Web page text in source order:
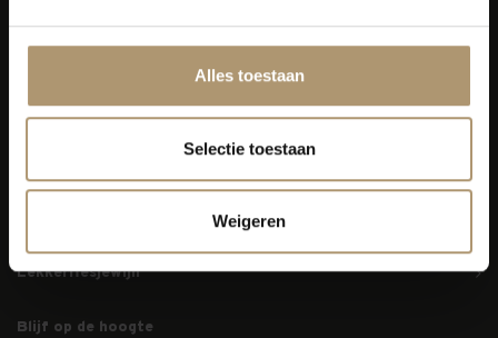
Alles toestaan
Selectie toestaan
Weigeren
info@lekkerflesjewijn.nl
Lekkerflesjewijn
Blijf op de hoogte